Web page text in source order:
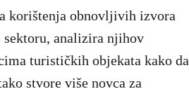
korištenja obnovljivih izvora
sektoru, analizira njihov
turističkih objekata kako da
stvore više novca za